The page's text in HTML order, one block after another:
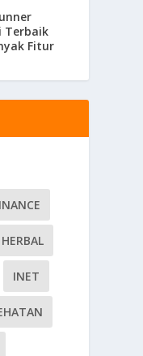
Terbaik
Fitur
HERBAL
INET